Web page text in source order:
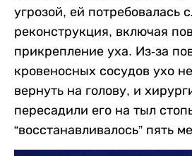
угрозой, ей потребовалась
реконструкция, включая
прикрепление уха. Из-за
кровеносных сосудов ухо
вернуть на голову, и
пересадили его на тыл
“восстанавливалось” пять